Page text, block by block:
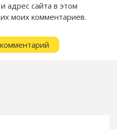
адрес сайта в этом
моих комментариев.